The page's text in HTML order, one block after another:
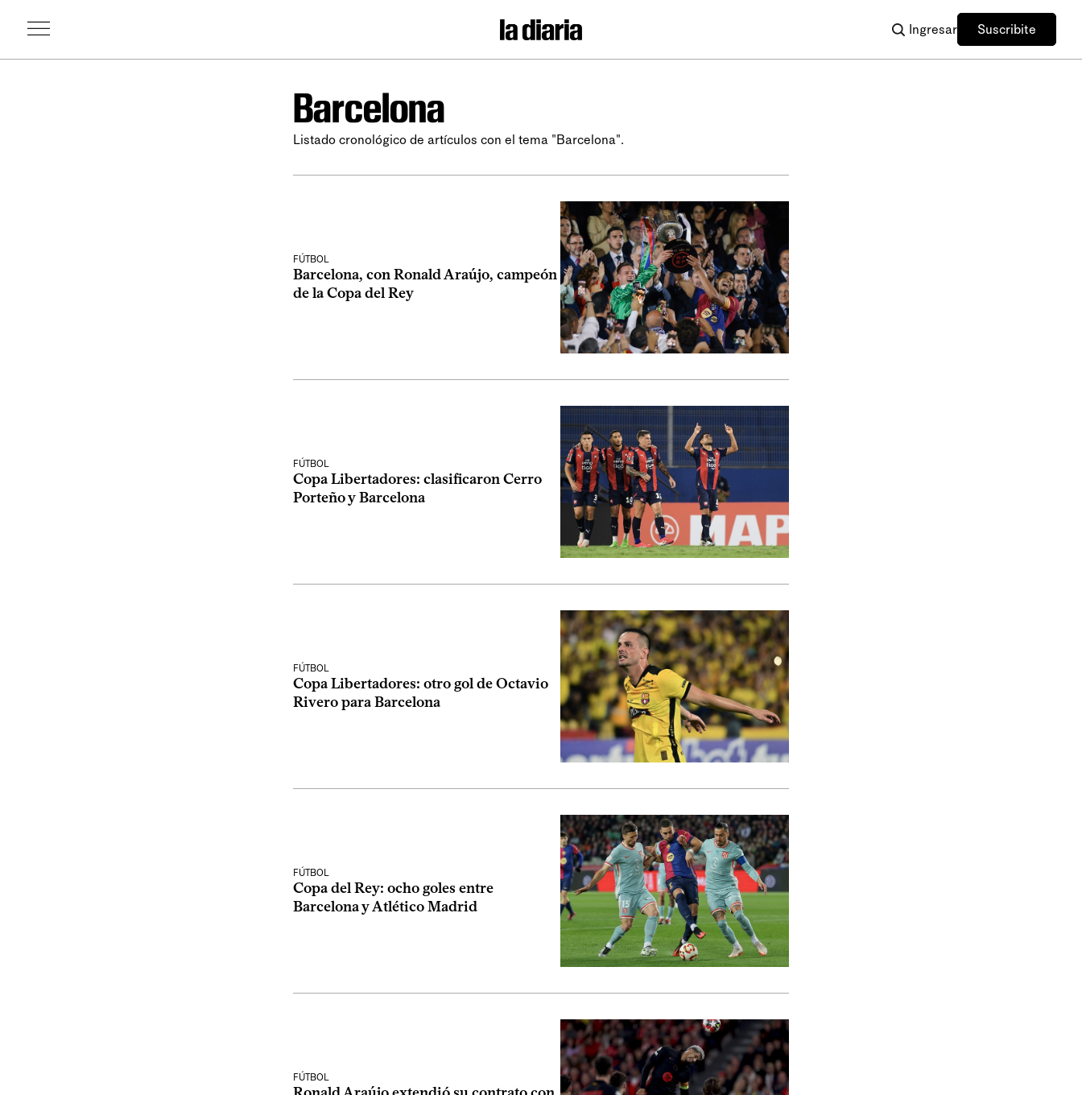
Ingresar Suscribite
Barcelona
Listado cronológico de artículos con el tema "Barcelona".
FÚTBOL
Barcelona, con Ronald Araújo, campeón
de la Copa del Rey
FÚTBOL
Copa Libertadores: clasificaron Cerro
Porteño y Barcelona
FÚTBOL
Copa Libertadores: otro gol de Octavio
Rivero para Barcelona
FÚTBOL
Copa del Rey: ocho goles entre
Barcelona y Atlético Madrid
FÚTBOL